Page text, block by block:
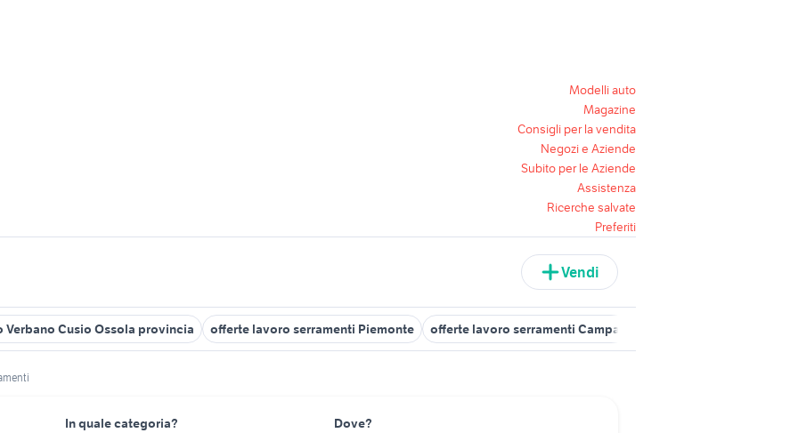
Modelli auto
Magazine
Consigli per la vendita
Negozi e Aziende
Subito per le Aziende
Assistenza
Ricerche salvate
Preferiti
Vendi
Verbano Cusio Ossola provincia offerte lavoro serramenti Piemonte offerte lavoro serramenti Campania
In quale categoria? Dove?